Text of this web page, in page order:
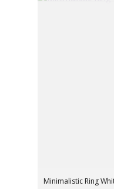
Minimalistic Ring